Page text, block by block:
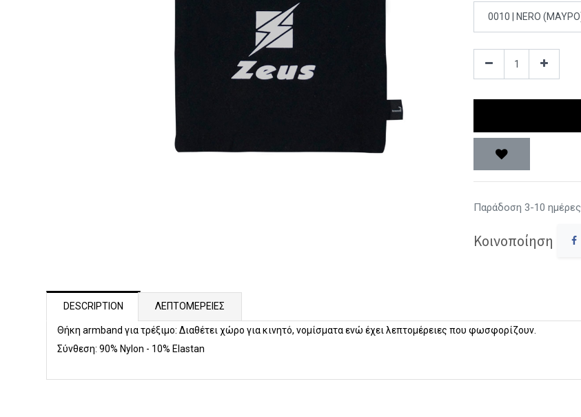
Παράδοση 3-10 ημέρες
Κοινοποίηση
DESCRIPTION ΛΕΠΤΟΜΕΡΕΙΕΣ
Θήκη armband για τρέξιμο: Διαθέτει χώρο για κινητό, νομίσματα ενώ έχει λεπτομέρειες που φωσφορίζουν.
Σύνθεση: 90% Nylon - 10% Elastan